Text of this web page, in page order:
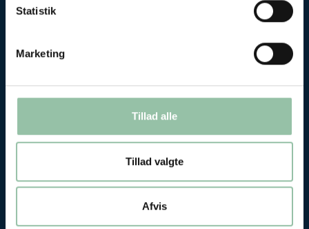
Statistik
Marketing
Tillad alle
Tillad valgte
Afvis
Her kan du læse om ernæring, smag og
fødevaresikkerhed.